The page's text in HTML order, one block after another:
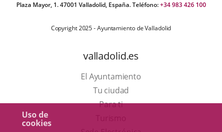
Uso de
cookies
Plaza Mayor, 1. 47001 Valladolid, España. Teléfono:+34 983 426 100
Copyright 2025 - Ayuntamiento de Valladolid
valladolid.es
El Ayuntamiento
Tu ciudad
Para ti